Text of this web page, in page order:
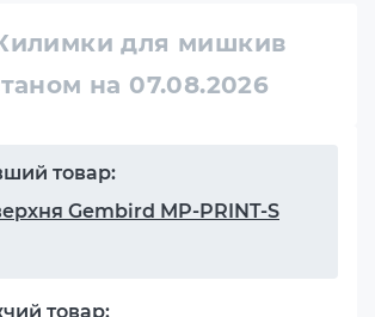
для мишкив
на 07.08.2026
товар:
Gembird MP-PRINT-S
товар: